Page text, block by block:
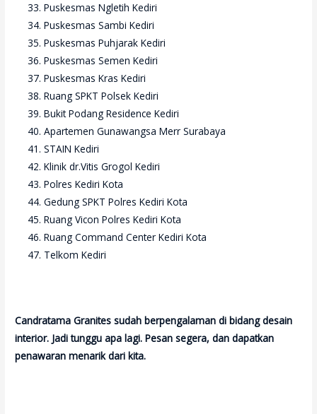
Puskesmas Ngletih Kediri
Puskesmas Sambi Kediri
Puskesmas Puhjarak Kediri
Puskesmas Semen Kediri
Puskesmas Kras Kediri
Ruang SPKT Polsek Kediri
Bukit Podang Residence Kediri
Apartemen Gunawangsa Merr Surabaya
STAIN Kediri
Klinik dr.Vitis Grogol Kediri
Polres Kediri Kota
Gedung SPKT Polres Kediri Kota
Ruang Vicon Polres Kediri Kota
Ruang Command Center Kediri Kota
Telkom Kediri
Candratama Granites sudah berpengalaman di bidang desain
interior. Jadi tunggu apa lagi. Pesan segera, dan dapatkan
penawaran menarik dari kita.